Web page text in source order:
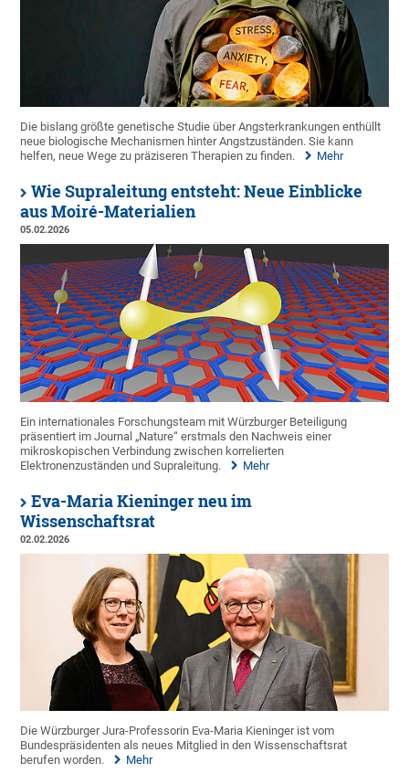
Die bislang größte genetische Studie über Angsterkrankungen enthüllt
neue biologische Mechanismen hinter Angstzuständen. Sie kann
helfen, neue Wege zu präziseren Therapien zu finden.
Mehr
Wie Supraleitung entsteht: Neue Einblicke
aus Moiré-Materialien
05.02.2026
Ein internationales Forschungsteam mit Würzburger Beteiligung
präsentiert im Journal „Nature“ erstmals den Nachweis einer
mikroskopischen Verbindung zwischen korrelierten
Elektronenzuständen und Supraleitung.
Mehr
Eva-Maria Kieninger neu im
Wissenschaftsrat
02.02.2026
Die Würzburger Jura-Professorin Eva-Maria Kieninger ist vom
Bundespräsidenten als neues Mitglied in den Wissenschaftsrat
berufen worden.
Mehr